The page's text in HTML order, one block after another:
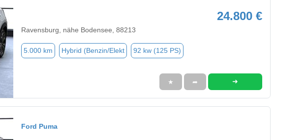
24.800 €
Ravensburg, nähe Bodensee, 88213
5.000 km Hybrid (Benzin/Elekt 92 kw (125 PS)
★ ➦ ➜
Ford Puma